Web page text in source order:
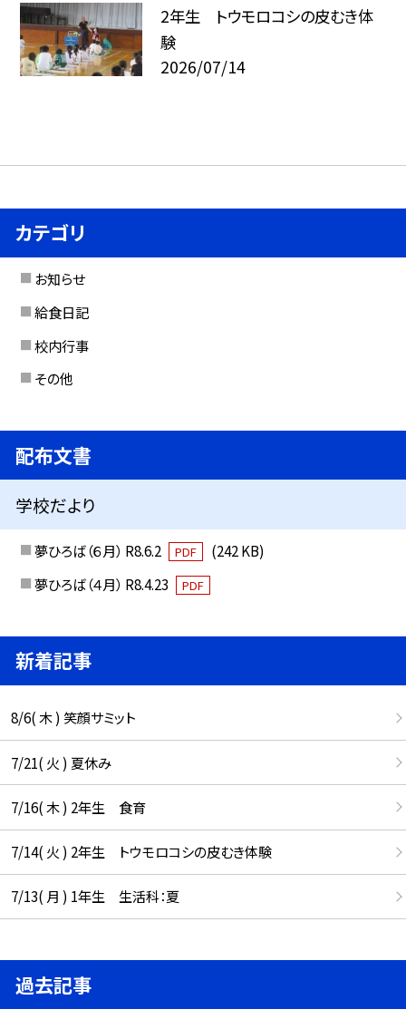
2年生 トウモロコシの皮むき体
験
2026/07/14
カテゴリ
お知らせ
給食日記
校内行事
その他
配布文書
学校だより
夢ひろば（６月） R8.6.2 PDF
(242 KB)
夢ひろば（４月） R8.4.23
PDF
新着記事
8/6( 木 ) 笑顔サミット
7/21( 火 ) 夏休み
7/16( 木 ) 2年生 食育
7/14( 火 ) 2年生 トウモロコシの皮むき体験
7/13( 月 ) 1年生 生活科：夏
過去記事